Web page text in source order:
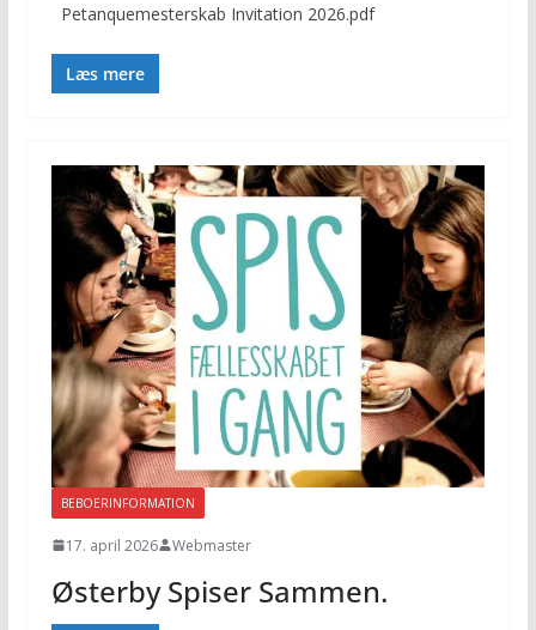
Petanquemesterskab Invitation 2026.pdf
Læs mere
BEBOERINFORMATION
17. april 2026 Webmaster
Østerby Spiser Sammen.